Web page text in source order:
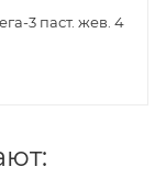
3 паст. жев. 4